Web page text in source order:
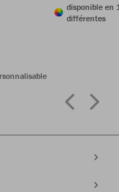
disponible en
différentes